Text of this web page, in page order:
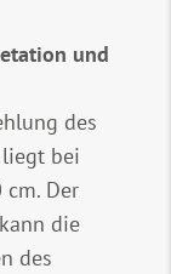
und
des
liegt bei
cm. Der
die
des